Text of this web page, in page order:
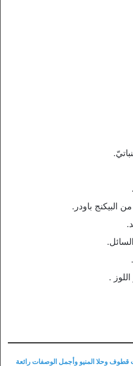
البيكنج باودر.
.
قطوف وحلا المنيو وأجمل الوصفات رائعة